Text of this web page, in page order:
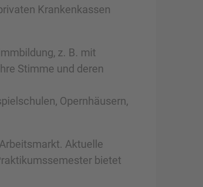
Krankenkassen
z. B. mit
Stimme und deren
Opernhäusern,
Aktuelle
bietet